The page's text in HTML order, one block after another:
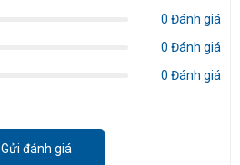
0 Đánh giá
0 Đánh giá
0 Đánh giá
Gửi đánh giá